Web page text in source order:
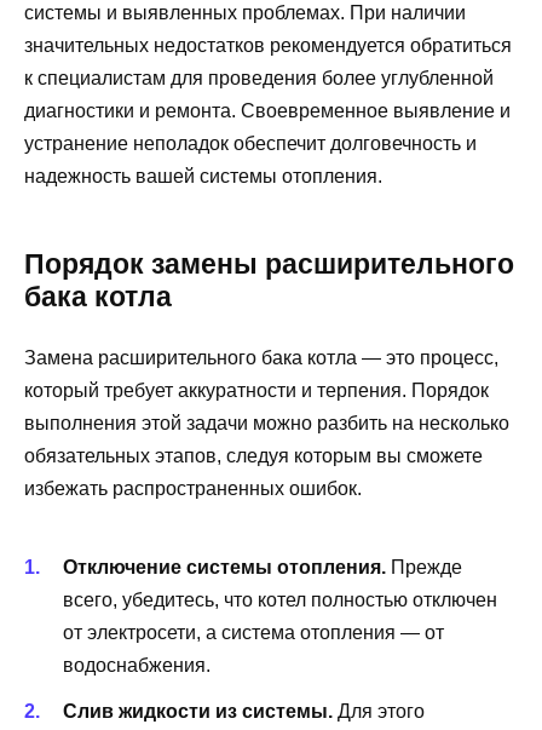
системы и выявленных проблемах. При наличии
значительных недостатков рекомендуется обратиться
к специалистам для проведения более углубленной
диагностики и ремонта. Своевременное выявление и
устранение неполадок обеспечит долговечность и
надежность вашей системы отопления.
Порядок замены расширительного
бака котла
Замена расширительного бака котла — это процесс,
который требует аккуратности и терпения. Порядок
выполнения этой задачи можно разбить на несколько
обязательных этапов, следуя которым вы сможете
избежать распространенных ошибок.
Отключение системы отопления. Прежде
всего, убедитесь, что котел полностью отключен
от электросети, а система отопления — от
водоснабжения.
Слив жидкости из системы. Для этого